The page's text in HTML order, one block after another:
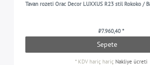
Tavan rozeti Orac Decor LUXXUS R23 stil Rokoko /
₺7.960,40 *
Sepete
* KDV hariç hariç Nakliye ücreti